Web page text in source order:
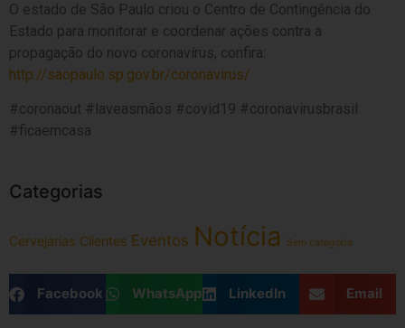
O estado de São Paulo criou o Centro de Contingência do
Estado para monitorar e coordenar ações contra a
propagação do novo coronavírus, confira:
http://saopaulo.sp.gov.br/coronavirus/
#coronaout #laveasmãos #covid19 #coronavirusbrasil
#ficaemcasa
Categorias
Cervejarias Clientes Eventos Notícia Sem categoria
Facebook WhatsApp LinkedIn Email